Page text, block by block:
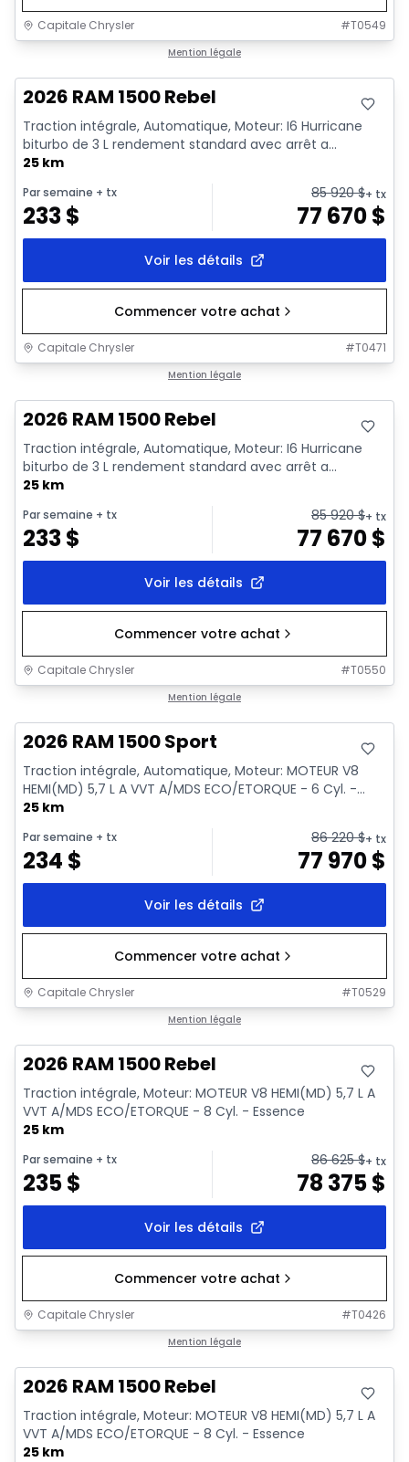
Capitale Chrysler #T0549
Mention légale
2026 RAM 1500 Rebel
Traction intégrale, Automatique, Moteur: I6 Hurricane
biturbo de 3 L rendement standard avec arrêt a...
25 km
Par semaine + tx
233$
85 920$+ tx
77 670$
Voir les détails
Commencer votre achat
Capitale Chrysler #T0471
Mention légale
2026 RAM 1500 Rebel
Traction intégrale, Automatique, Moteur: I6 Hurricane
biturbo de 3 L rendement standard avec arrêt a...
25 km
Par semaine + tx
233$
85 920$+ tx
77 670$
Voir les détails
Commencer votre achat
Capitale Chrysler #T0550
Mention légale
2026 RAM 1500 Sport
Traction intégrale, Automatique, Moteur: MOTEUR V8
HEMI(MD) 5,7 L A VVT A/MDS ECO/ETORQUE - 6 Cyl. -...
25 km
Par semaine + tx
234 $
86 220$+ tx
77 970$
Voir les détails
Commencer votre achat
Capitale Chrysler #T0529
Mention légale
2026 RAM 1500 Rebel
Traction intégrale, Moteur: MOTEUR V8 HEMI(MD) 5,7 L A
VVT A/MDS ECO/ETORQUE - 8 Cyl. - Essence
25 km
Par semaine + tx
235$
86 625$+ tx
78 375$
Voir les détails
Commencer votre achat
Capitale Chrysler #T0426
Mention légale
2026 RAM 1500 Rebel
Traction intégrale, Moteur: MOTEUR V8 HEMI(MD) 5,7 L A
VVT A/MDS ECO/ETORQUE - 8 Cyl. - Essence
25 km